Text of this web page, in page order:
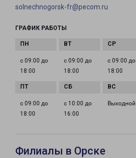
solnechnogorsk-fr@pecom.ru
ГРАФИК РАБОТЫ
с 09:00 до
18:00
с 09:00 до
18:00
с 09:00 до
18:00
с 09:00 до
18:00
с 10:00 до
16:00
Выходной
Филиалы в Орске